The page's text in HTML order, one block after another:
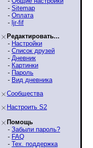
- Sitemap
- Оплата
- ljr-fif
Редактировать...
- Настройки
- Список друзей
- Дневник
- Картинки
- Пароль
- Вид дневника
Сообщества
Настроить S2
Помощь
- Забыли пароль?
- FAQ
- Тех. поддержка